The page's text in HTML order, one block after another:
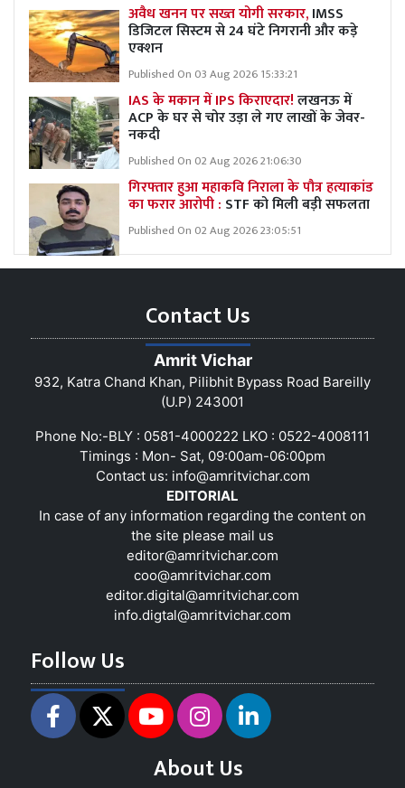
अवैध खनन पर सख्त योगी सरकार,IMSS
डिजिटल सिस्टम से 24 घंटे निगरानी और कड़े
एक्शन
Published On 03 Aug 2026 15:33:21
IAS के मकान में IPS किराएदार!लखनऊ में
ACP के घर से चोर उड़ा ले गए लाखों के जेवर-
नकदी
Published On 02 Aug 2026 21:06:30
गिरफ्तार हुआ महाकवि निराला के पौत्र हत्याकांड
का फरार आरोपी : STF को मिली बड़ी सफलता
Published On 02 Aug 2026 23:05:51
Contact Us
Amrit Vichar
932, Katra Chand Khan, Pilibhit Bypass Road Bareilly
(U.P) 243001
Phone No:-BLY : 0581-4000222 LKO : 0522-4008111
Timings : Mon- Sat, 09:00am-06:00pm
Contact us: info@amritvichar.com
EDITORIAL
In case of any information regarding the content on
the site please mail us
editor@amritvichar.com
coo@amritvichar.com
editor.digital@amritvichar.com
info.digtal@amritvichar.com
Follow Us
About Us